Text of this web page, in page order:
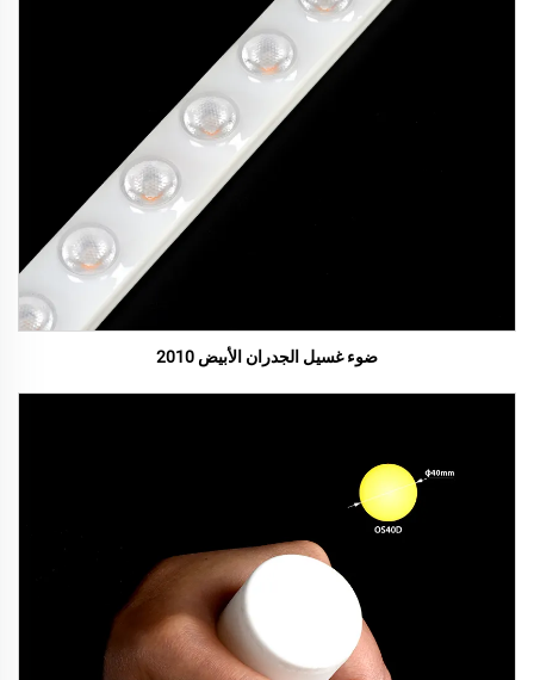
ضوء غسيل الجدران الأبيض 2010